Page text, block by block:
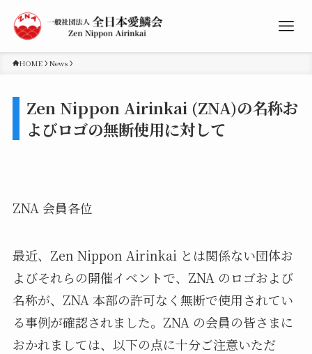
HOME News
Zen Nippon Airinkai (ZNA)の名称お
よびロゴの無断使用に対して
ZNA 会員各位
最近、Zen Nippon Airinkai とは関係ない団体お
よびそれらの開催イベントで、ZNA のロゴおよび
名称が、ZNA 本部の許可なく無断で使用されてい
る事例が確認されました。ZNA の会員の皆さまに
おかれましては、以下の点に十分ご注意いただ